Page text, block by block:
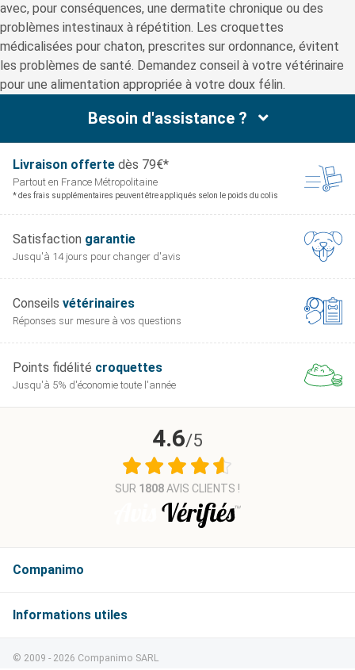
avec, pour conséquences, une dermatite chronique ou des
problèmes intestinaux à répétition. Les croquettes
médicalisées pour chaton, prescrites sur ordonnance, évitent
les problèmes de santé. Demandez conseil à votre vétérinaire
pour une alimentation appropriée à votre doux félin.
Besoin d'assistance ?
Livraison offerte dès 79€*
Partout en France Métropolitaine
* des frais supplémentaires peuvent être appliqués selon le poids du colis
Satisfaction garantie
Jusqu'à 14 jours pour changer d'avis
Conseils vétérinaires
Réponses sur mesure à vos questions
Points fidélité croquettes
Jusqu'à 5% d'économie toute l'année
Companimo
Informations
4.6/5
SUR 1808AVIS CLIENTS !
© 2009 - 2026 Companimo SARL